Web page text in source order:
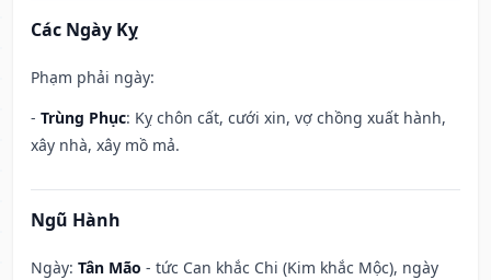
Các Ngày Kỵ
Phạm phải ngày:
- Trùng Phục: Kỵ chôn cất, cưới xin, vợ chồng xuất hành,
xây nhà, xây mồ mả.
Ngũ Hành
Ngày: Tân Mão - tức Can khắc Chi (Kim khắc Mộc), ngày